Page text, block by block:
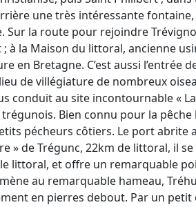
une très intéressante
la route pour rejoindre
à la Maison du littoral, ancienne
en Bretagne. C’est aussi l’entrée
de villégiature de nombreux
conduit au site incontournable «
Bien connu pour la
pécheurs côtiers. Le port abrite
» de Trégunc, 22km de littoral, il
littoral, et offre un remarquable
au remarquable hameau,
en pierres debout. Par un petit